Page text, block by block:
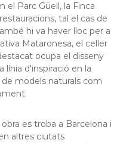
el Parc Güell, la Finca
tal el cas de
hi va haver lloc per a
Mataronesa, el celler
ocupa el disseny
línia d'inspiració en la
models naturals com
es troba a Barcelona i
altres ciutats